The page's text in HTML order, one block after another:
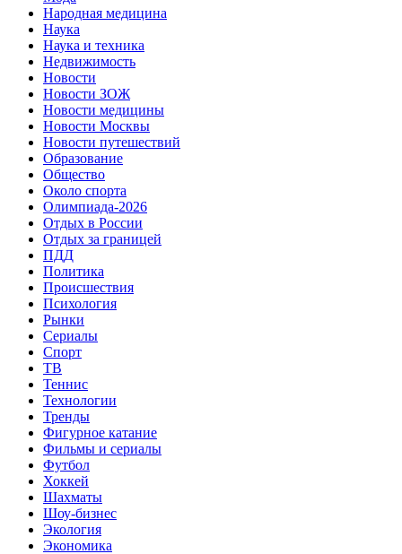
Народная медицина
Наука
Наука и техника
Недвижимость
Новости
Новости ЗОЖ
Новости медицины
Новости Москвы
Новости путешествий
Образование
Общество
Около спорта
Олимпиада-2026
Отдых в России
Отдых за границей
ПДД
Политика
Происшествия
Психология
Рынки
Сериалы
Спорт
ТВ
Теннис
Технологии
Тренды
Фигурное катание
Фильмы и сериалы
Футбол
Хоккей
Шахматы
Шоу-бизнес
Экология
Экономика